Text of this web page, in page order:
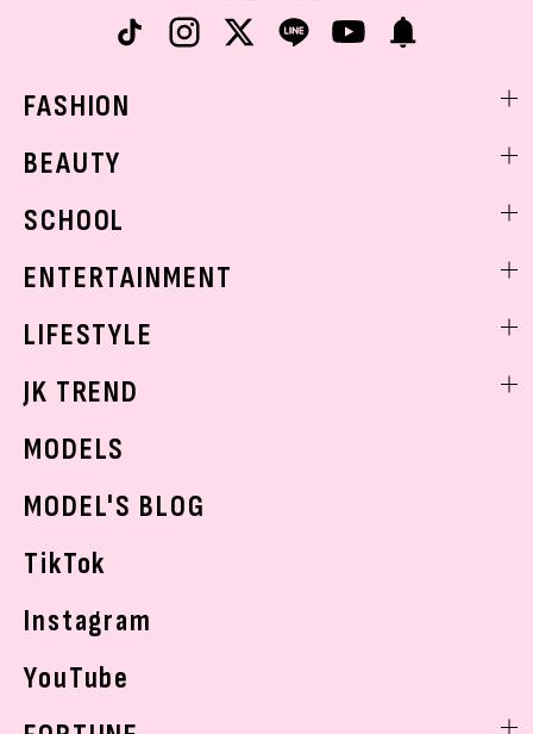
FASHION
着回し
BEAUTY
ベストコスメ
ボディケア
SCHOOL
学校ヘアメイク
ENTERTAINMENT
K-POP
LIFESTYLE
モデルの購入品
JK TREND
MODELS
MODEL'S BLOG
TikTok
Instagram
YouTube